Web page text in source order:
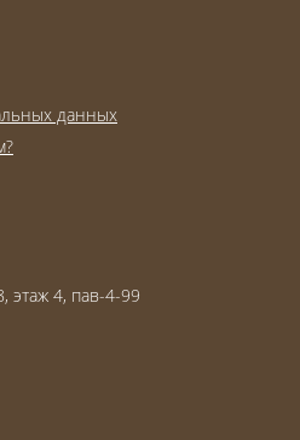
данных
этаж 4, пав-4-99